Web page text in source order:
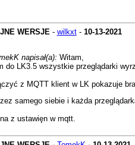
WERSJE - wilkxt- 10-13-2021
napisał(a): Witam,
do LK3.5 wszystkie przeglądarki
z MQTT klient w LK pokazuje
samego siebie i każda
z ustawięn w mqtt.